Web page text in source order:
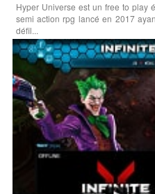
Hyper Universe est un free to play
semi action rpg lancé en 2017
défil...